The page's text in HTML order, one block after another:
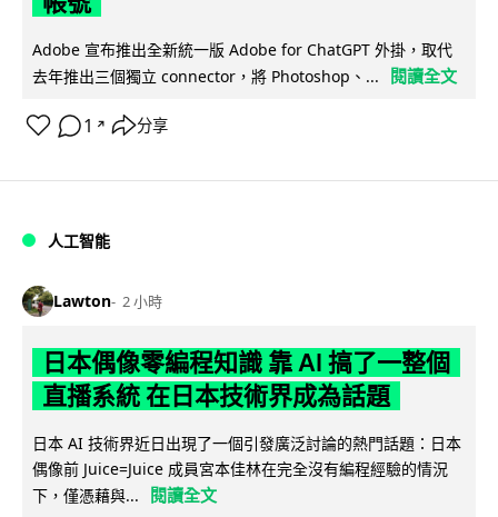
Adobe 宣布推出全新統一版 Adobe for ChatGPT 外掛，取代
去年推出三個獨立 connector，將 Photoshop、...
閱讀全文
1 ↗ 分享
人工智能
Lawton 2 小時
日本偶像零編程知識 靠 AI 搞了一整個
直播系統 在日本技術界成為話題
日本 AI 技術界近日出現了一個引發廣泛討論的熱門話題：日本
偶像前 Juice=Juice 成員宮本佳林在完全沒有編程經驗的情況
下，僅憑藉與...
閱讀全文